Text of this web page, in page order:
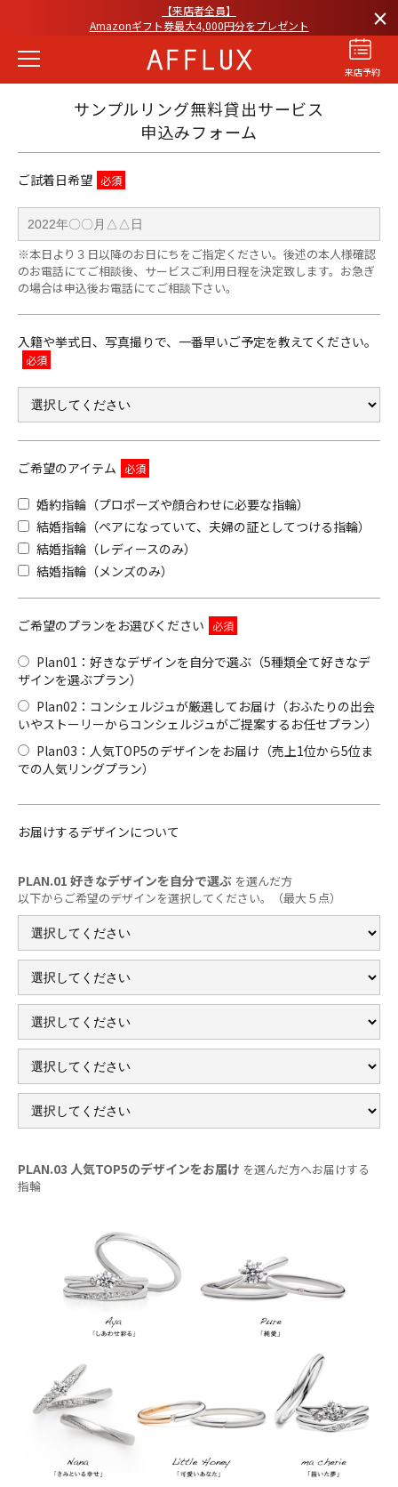
【来店者全員】
Amazonギフト券最大4,000円分をプレゼント
×
来店予約
商品カテゴリ
ショップ
AFFLUXの永久保証®
無限大のオーダーメイド
AFFLUXダイヤモンド
サービス
フェア・ニュース
ブログ・お客様の声
カタログ請求
通話無料 0120-16-8481
よくあるご質問 |会社概要 |採用情報
お問い合わせ|プライバシーポリシー
サンプルリング無料貸出サービス
申込みフォーム
ご試着日希望
※本日より３日以降のお日にちをご指定ください。後述の本人様確認
のお電話にてご相談後、サービスご利用日程を決定致します。お急ぎ
の場合は申込後お電話にてご相談下さい。
入籍や挙式日、写真撮りで、一番早いご予定を教えてください。
ご希望のアイテム
婚約指輪（プロポーズや顔合わせに必要な指輪）
結婚指輪（ペアになっていて、夫婦の証としてつける指輪）
結婚指輪（レディースのみ）
結婚指輪（メンズのみ）
ご希望のプランをお選びください
Plan01：好きなデザインを自分で選ぶ（5種類全て好きなデ
ザインを選ぶプラン）
Plan02：コンシェルジュが厳選してお届け（おふたりの出会
いやストーリーからコンシェルジュがご提案するお任せプラン）
Plan03：人気TOP5のデザインをお届け（売上1位から5位ま
での人気リングプラン）
お届けするデザインについて
PLAN.01 好きなデザインを自分で選ぶ を選んだ方
以下からご希望のデザインを選択してください。（最大５点）
PLAN.03 人気TOP5のデザインをお届け を選んだ方へお届けする
指輪